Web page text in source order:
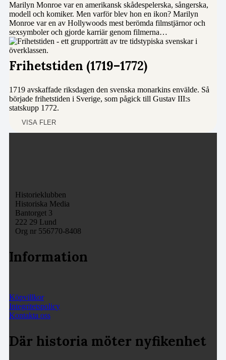
Marilyn Monroe var en amerikansk skådespelerska, sångerska,
modell och komiker. Men varför blev hon en ikon? Marilyn
Monroe var en av Hollywoods mest berömda filmstjärnor och
sexsymboler och gjorde karriär genom filmerna…
Frihetstiden (1719–1772)
1719 avskaffade riksdagen den svenska monarkins envälde. Så
började frihetstiden i Sverige, som pågick till Gustav III:s
statskupp 1772.
VISA FLER
Historieklubben
Historiska Media
Bantorget 3
222 29 Lund
Org nr 556770-8408
Information
Köpvillkor
Integritetspolicy
Kontakta oss
Där historia möter nyfikenhet